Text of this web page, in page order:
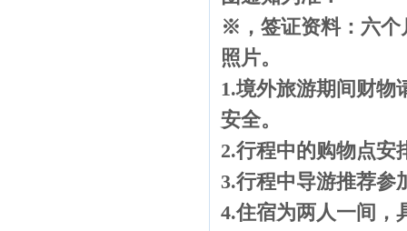
※，签证资料：六个
照片。
1.境外旅游期间财物
安全。
2.行程中的购物点安
3.行程中导游推荐参
4.住宿为两人一间，